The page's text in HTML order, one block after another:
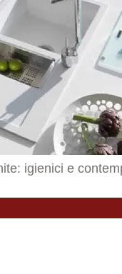
igienici e